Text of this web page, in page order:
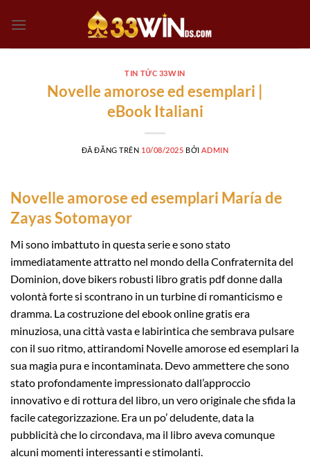
đến
TIN TỨC 33WIN
Novelle amorose ed esemplari |
eBook Italiani
ĐÃ ĐĂNG TRÊN 10/08/2025 BỞI ADMIN
Novelle amorose ed esemplari María de
Zayas Sotomayor
Mi sono imbattuto in questa serie e sono stato
immediatamente attratto nel mondo della Confraternita del
Dominion, dove bikers robusti libro gratis pdf donne dalla
volontà forte si scontrano in un turbine di romanticismo e
dramma. La costruzione del ebook online gratis era
minuziosa, una città vasta e labirintica che sembrava pulsare
con il suo ritmo, attirandomi Novelle amorose ed esemplari la
sua magia pura e incontaminata. Devo ammettere che sono
stato profondamente impressionato dall’approccio
innovativo e di rottura del libro, un vero originale che sfida la
facile categorizzazione. Era un po’ deludente, data la
pubblicità che lo circondava, ma il libro aveva comunque
alcuni momenti interessanti e stimolanti.